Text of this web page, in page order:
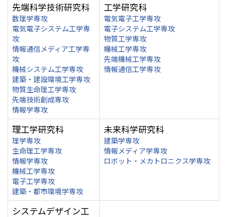
先端科学技術研究科
数理学専攻
電気電子システム工学専
攻
情報通信メディア工学専
攻
機械システム工学専攻
建築・建設環境工学専攻
物質生命理工学専攻
先端技術創成専攻
情報学専攻
工学研究科
電気電子工学専攻
電子システム工学専攻
物質工学専攻
機械工学専攻
先端機械工学専攻
情報通信工学専攻
理工学研究科
理学専攻
生命理工学専攻
情報学専攻
機械工学専攻
電子工学専攻
建築・都市環境学専攻
未来科学研究科
建築学専攻
情報メディア学専攻
ロボット・メカトロニクス学専攻
システムデザイン工